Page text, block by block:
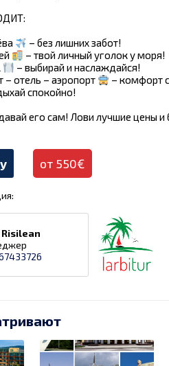
– без лишних забот!
– твой личный уголок у моря!
– выбирай и наслаждайся!
– отель – аэропорт
– комфорт
спокойно!
его сам! Лови лучшие цены
от 550€